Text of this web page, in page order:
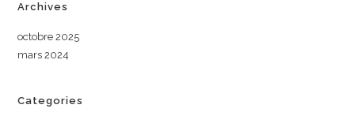
Archives
octobre 2025
mars 2024
Categories